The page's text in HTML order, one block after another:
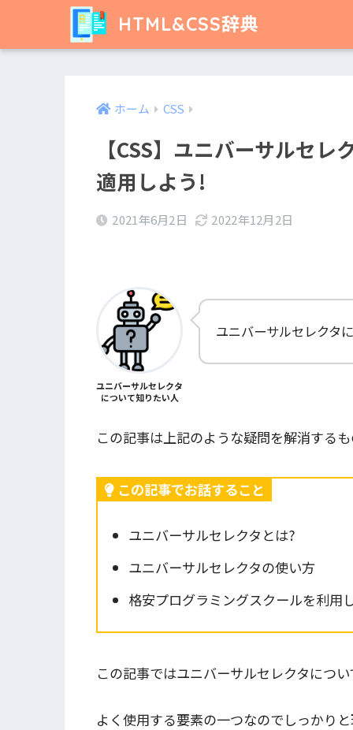
HTML&CSS辞典
ホーム CSS
【CSS】ユニバーサルセ
適用しよう!
2021年6月2日 2022年12月2日
ユニバーサルセレクタ
について知りたい人
ユニバーサルセレクタ
この記事は上記のような疑問を解消する
この記事でお話すること
ユニバーサルセレクタとは?
ユニバーサルセレクタの使い方
格安プログラミングスクールを利用
この記事ではユニバーサルセレクタにつ
よく使用する要素の一つなのでしっかり